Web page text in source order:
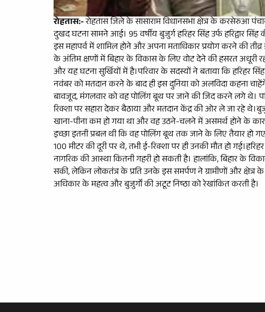
रोहतास:-रोहतास जिले के सासाराम विधानसभा क्षेत्र के करसेरुआ
दुखद घटना सामने आई। 95 वर्षीय बुजुर्ग हरिहर सिंह उर्फ हरिद्वार
इस महापर्व में शामिल होने और अपना मताधिकार प्रयोग करने की
के अंतिम क्षणों में बिहार के विकास के लिए वोट देने की हसरत अधूरी
और यह घटना सुर्खियों में है।परिवार के सदस्यों ने बताया कि हरिहर
नवंबर को मतदान करने के बाद ही इस दुनिया को अलविदा कहना
बावजूद, मंगलवार को वह पोलिंग बूथ पर जाने की जिद करने लगे थे।
रिक्शा पर सहारा देकर बैठाया और मतदान केंद्र की ओर ले जा रहे
खाना-पीना कम हो गया था और वह उठने-चलने में असमर्थ होने के
इच्छा इतनी प्रबल थी कि वह पोलिंग बूथ तक जाने के लिए तैयार हो
100 मीटर की दूरी पर थे, तभी ई-रिक्शा पर ही उनकी मौत हो
नागरिक की आस्था कितनी गहरी हो सकती है। हालांकि, बिहार के
सकी, लेकिन लोकतंत्र के प्रति उनके इस समर्पण ने ग्रामीणों और क्षेत्र
अधिकार के महत्व और बुजुर्गों की अटूट निष्ठा को रेखांकित करती है।